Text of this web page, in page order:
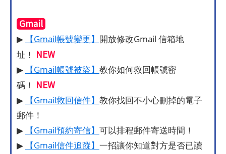
Gmail
▶ 【Gmail帳號變更】 開放修改Gmail 信箱地
址！ NEW
▶ 【Gmail帳號被盜】 教你如何救回帳號密
碼！ NEW
▶ 【Gmail救回信件】 教你找回不小心刪掉的電子
郵件！
▶
【Gmail預約寄信】 可以排程郵件寄送時間！
▶
【Gmail信件追蹤】 一招讓你知道對方是否已讀